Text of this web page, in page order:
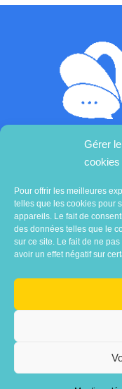
Gérer
cookies
Pour offrir les meilleures
telles que les cookies pour
appareils. Le fait de
des données telles que le
sur ce site. Le fait de ne
avoir un effet négatif sur